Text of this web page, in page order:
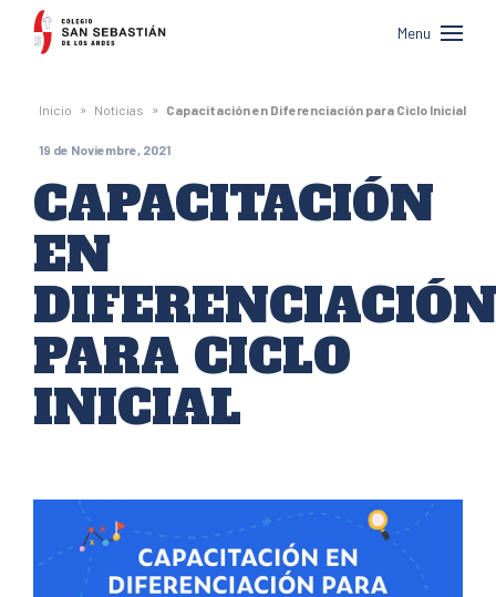
Colegio
San
Sebastián
de
Los
Andes
Menu
Inicio » Noticias » Capacitación en Diferenciación para Ciclo Inicial
19 de Noviembre, 2021
CAPACITACIÓN
EN
DIFERENCIACIÓN
PARA CICLO
INICIAL